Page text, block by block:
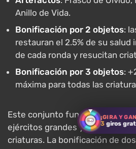
¡GIRA Y
3 giros
Anillo de Vida.
Bonificación por 2 objetos:
restauran el 2.5% de su salud
de cada ronda y resucitan
Bonificación por 3 objetos:
máxima para todas las
Este conjunto funciona muy
ejércitos grandes y te enfocas
criaturas. La bonificación de